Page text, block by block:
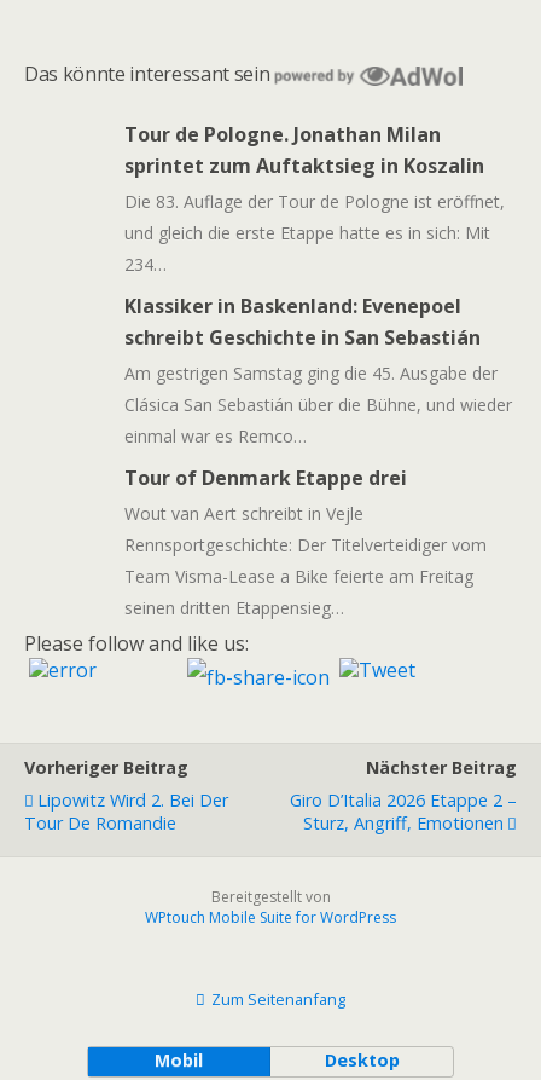
Das könnte interessant sein
Tour de Pologne. Jonathan Milan
sprintet zum Auftaktsieg in Koszalin
Die 83. Auflage der Tour de Pologne ist eröffnet,
und gleich die erste Etappe hatte es in sich: Mit
234…
Klassiker in Baskenland: Evenepoel
schreibt Geschichte in San Sebastián
Am gestrigen Samstag ging die 45. Ausgabe der
Clásica San Sebastián über die Bühne, und wieder
einmal war es Remco…
Tour of Denmark Etappe drei
Wout van Aert schreibt in Vejle
Rennsportgeschichte: Der Titelverteidiger vom
Team Visma-Lease a Bike feierte am Freitag
seinen dritten Etappensieg…
Please follow and like us:
Vorheriger Beitrag
Lipowitz Wird 2. Bei Der
Tour De Romandie
Nächster Beitrag
Giro D’Italia 2026 Etappe 2 –
Sturz, Angriff, Emotionen
Bereitgestellt von
WPtouch Mobile Suite for WordPress
Zum Seitenanfang
Mobil Desktop